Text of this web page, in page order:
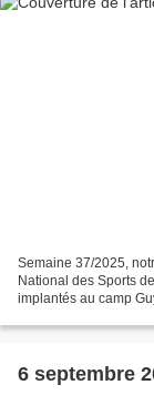
Semaine 37/2025,
National des Sports
implantés au camp
6 septembre